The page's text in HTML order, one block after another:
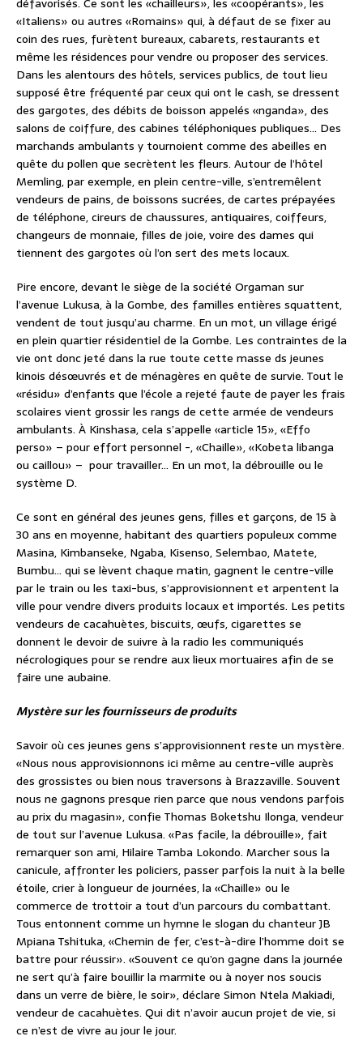
«Italiens» ou autres «Romains» qui, à défaut de se fixer au
coin des rues, furètent bureaux, cabarets, restaurants et
même les résidences pour vendre ou proposer des services.
Dans les alentours des hôtels, services publics, de tout lieu
supposé être fréquenté par ceux qui ont le cash, se dressent
des gargotes, des débits de boisson appelés «nganda», des
salons de coiffure, des cabines téléphoniques publiques… Des
marchands ambulants y tournoient comme des abeilles en
quête du pollen que secrètent les fleurs. Autour de l’hôtel
Memling, par exemple, en plein centre-ville, s’entremêlent
vendeurs de pains, de boissons sucrées, de cartes prépayées
de téléphone, cireurs de chaussures, antiquaires, coiffeurs,
changeurs de monnaie, filles de joie, voire des dames qui
tiennent des gargotes où l’on sert des mets locaux.
Pire encore, devant le siège de la société Orgaman sur
l’avenue Lukusa, à la Gombe, des familles entières squattent,
vendent de tout jusqu’au charme. En un mot, un village érigé
en plein quartier résidentiel de la Gombe. Les contraintes de la
vie ont donc jeté dans la rue toute cette masse ds jeunes
kinois désœuvrés et de ménagères en quête de survie. Tout le
«résidu» d’enfants que l’école a rejeté faute de payer les frais
scolaires vient grossir les rangs de cette armée de vendeurs
ambulants. À Kinshasa, cela s’appelle «article 15», «Effo
perso» – pour effort personnel -, «Chaille», «Kobeta libanga
ou caillou» – pour travailler… En un mot, la débrouille ou le
système D.
Ce sont en général des jeunes gens, filles et garçons, de 15 à
30 ans en moyenne, habitant des quartiers populeux comme
Masina, Kimbanseke, Ngaba, Kisenso, Selembao, Matete,
Bumbu… qui se lèvent chaque matin, gagnent le centre-ville
par le train ou les taxi-bus, s’approvisionnent et arpentent la
ville pour vendre divers produits locaux et importés. Les petits
vendeurs de cacahuètes, biscuits, œufs, cigarettes se
donnent le devoir de suivre à la radio les communiqués
nécrologiques pour se rendre aux lieux mortuaires afin de se
faire une aubaine.
Mystère sur les fournisseurs de produits
Savoir où ces jeunes gens s’approvisionnent reste un mystère.
«Nous nous approvisionnons ici même au centre-ville auprès
des grossistes ou bien nous traversons à Brazzaville. Souvent
nous ne gagnons presque rien parce que nous vendons parfois
au prix du magasin», confie Thomas Boketshu Ilonga, vendeur
de tout sur l’avenue Lukusa. «Pas facile, la débrouille», fait
remarquer son ami, Hilaire Tamba Lokondo. Marcher sous la
canicule, affronter les policiers, passer parfois la nuit à la belle
étoile, crier à longueur de journées, la «Chaille» ou le
commerce de trottoir a tout d’un parcours du combattant.
Tous entonnent comme un hymne le slogan du chanteur JB
Mpiana Tshituka, «Chemin de fer, c’est-à-dire l’homme doit se
battre pour réussir». «Souvent ce qu’on gagne dans la journée
ne sert qu’à faire bouillir la marmite ou à noyer nos soucis
dans un verre de bière, le soir», déclare Simon Ntela Makiadi,
vendeur de cacahuètes. Qui dit n’avoir aucun projet de vie, si
ce n’est de vivre au jour le jour.